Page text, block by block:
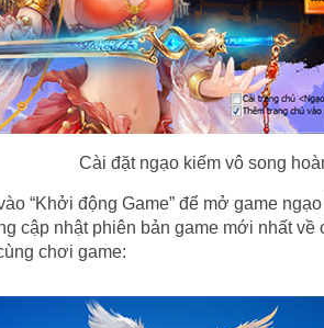
Cài đặt ngạo kiếm vô song
“Khởi động Game” để mở game
cập nhật phiên bản game mới nhất về
chơi game: